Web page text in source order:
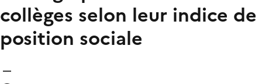
collèges selon leur indice de
position sociale